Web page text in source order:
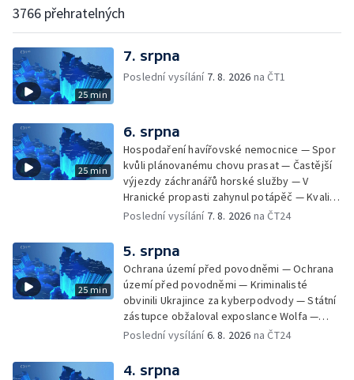
3766 přehratelných
25 min
7. srpna
Poslední vysílání 7. 8. 2026 na ČT1
25 min
6. srpna
Hospodaření havířovské nemocnice — Spor
kvůli plánovanému chovu prasat — Častější
výjezdy záchranářů horské služby — V
Hranické propasti zahynul potápěč — Kvalita
vody ke koupání — Zavlažování zeleniny v
Kempování v horkém počasí — Výběr ze
sociálních sítí Události Ostrava — Zkoumání
horka na zastávkách MHD — Promítání filmu
Odyssea z 35 mm pásu
Poslední vysílání 7. 8. 2026 na ČT24
25 min
5. srpna
Ochrana území před povodněmi — Ochrana
území před povodněmi — Kriminalisté
obvinili Ukrajince za kyberpodvody — Státní
zástupce obžaloval exposlance Wolfa —
Péče o hospodářská zvířata ve vedrech —
depozitu Vlastivědného muzea Olomouc —
Poslední vysílání6. 8. 2026 na ČT24
4. srpna